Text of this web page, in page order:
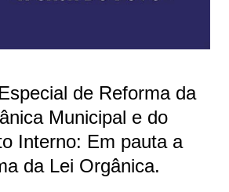
de Reforma da
Municipal e do
Interno: Em pauta a
da Lei Orgânica.